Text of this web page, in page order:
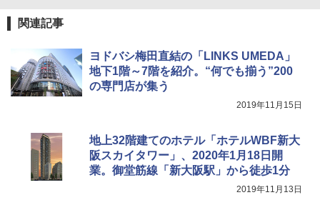
￥1,540
￥8,991
Coleman(コールマン) ツーリングドーム/LD
収納 コンパクト 簡単設営 カンガルーテント
ソロキャンプ ソロテント
￥20,718
￥6,459
ポインターライト 強力 小型 緑色/赤色/青紫色
可能 安全ロック付き 高安全性 金属製耐久 コ
ンパクト多機能設計 持ち運び便利 アウトド
ア/オフィス/教育現場/展示会用 緑
関連記事
ヨドバシ梅田直結の「LINKS UMEDA」
地下1階～7階を紹介。“何でも揃う”200
の専門店が集う
2019年11月15日
地上32階建てのホテル「ホテルWBF新大
阪スカイタワー」、2020年1月18日開
業。御堂筋線「新大阪駅」から徒歩1分
2019年11月13日